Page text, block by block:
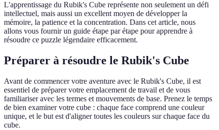
L'apprentissage du Rubik's Cube représente non seulement un défi
intellectuel, mais aussi un excellent moyen de développer la
mémoire, la patience et la concentration. Dans cet article, nous
allons vous fournir un guide étape par étape pour apprendre à
résoudre ce puzzle légendaire efficacement.
Préparer à résoudre le Rubik's Cube
Avant de commencer votre aventure avec le Rubik's Cube, il est
essentiel de préparer votre emplacement de travail et de vous
familiariser avec les termes et mouvements de base. Prenez le temps
de bien examiner votre cube : chaque face comprend une couleur
unique, et le but est d'aligner toutes les couleurs sur chaque face du
cube.